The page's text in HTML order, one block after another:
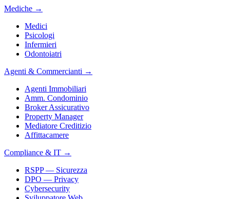
Mediche →
Medici
Psicologi
Infermieri
Odontoiatri
Agenti & Commercianti →
Agenti Immobiliari
Amm. Condominio
Broker Assicurativo
Property Manager
Mediatore Creditizio
Affittacamere
Compliance & IT →
RSPP — Sicurezza
DPO — Privacy
Cybersecurity